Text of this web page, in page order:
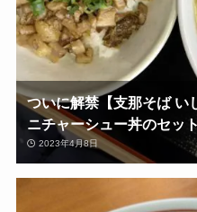
ついに解禁【支那そば い
ニチャーシュー丼のセッ
2023年4月8日